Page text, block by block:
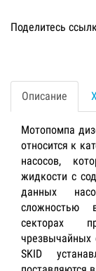
Поделитесь
Описание
Мотопомпа
относится к
насосов,
жидкости с
данных
сложностью
секторах
чрезвычайных
SKID